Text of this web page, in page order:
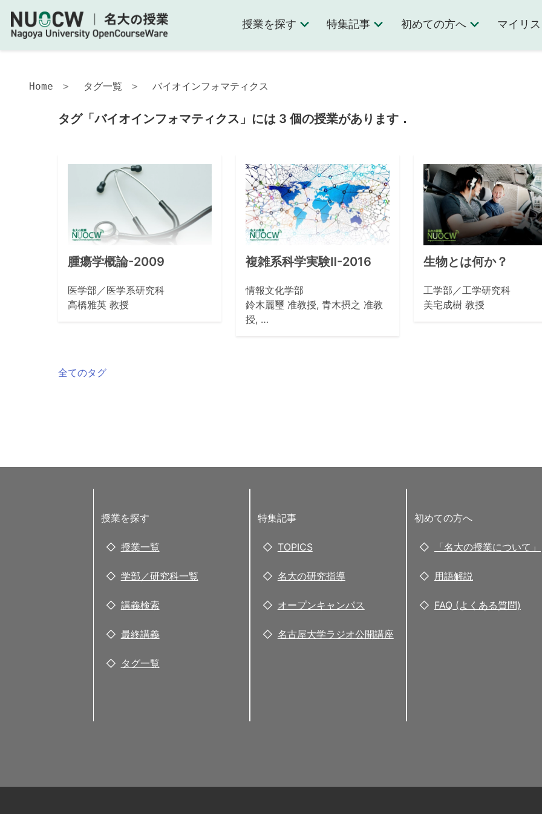
授業を探す 特集記事 初めての方へ マイリ
Home タグ一覧 バイオインフォマティクス
タグ「バイオインフォマティクス」には 3 個の授業があります．
腫瘍学概論-2009
医学部／医学系研究科
高橋雅英 教授
複雑系科学実験Ⅱ-2016
情報文化学部
鈴木麗璽 准教授, 青木摂之 准教
授, …
生物とは何か？
工学部／工学研究科
美宅成樹 教授
全てのタグ
授業を探す
授業一覧
学部／研究科一覧
講義検索
最終講義
タグ一覧
特集記事
TOPICS
名大の研究指導
オープンキャンパス
名古屋大学ラジオ公開講座
初めての方へ
「名大の授業について」
用語解説
FAQ (よくある質問)